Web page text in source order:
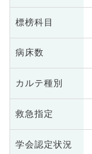
標榜科目
病床数
カルテ種別
救急指定
学会認定状況